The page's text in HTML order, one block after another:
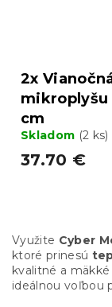
2x
mikroplyšu
cm
Skladom (2 ks)
37.70 €
Využite Cyber
ktoré prinesú
kvalitné a
ideálnou voľbou